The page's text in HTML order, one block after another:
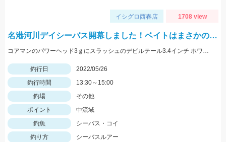
イシグロ西春店 1708 view
名港河川デイシーバス開幕しました！ベイトはまさかの…
コアマンのパワーヘッド3ｇにスラッシュのデビルテール3.4インチ ホワイトシルバーで釣れました！
釣行日
2022/05/26
釣行時間
13:30～15:00
釣場
その他
ポイント
中流域
釣魚
シーバス・コイ
釣り方
シーバスルアー